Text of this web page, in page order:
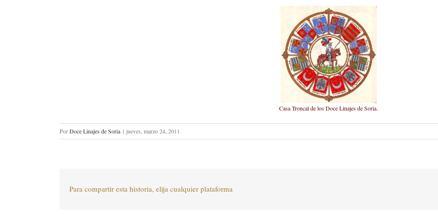
Casa Troncal de los Doce Linajes de Soria.
PorDoce Linajes de Soria | jueves, marzo 24, 2011
Para compartir esta historia, elija cualquier plataforma